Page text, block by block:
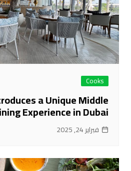
Cooks
a Unique Middle
Experience in Dubai
فبراير 24, 2025